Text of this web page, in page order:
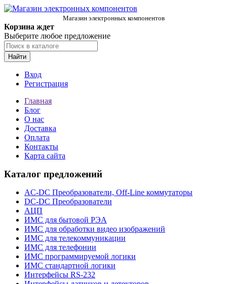
Магазин электронных компонентов
Корзина ждет
Выберите любое предложение
Найти
Вход
Регистрация
Главная
Блог
О нас
Доставка
Оплата
Контакты
Карта сайта
Каталог предложений
AC-DC Преобразователи, Off-Line коммутаторы
DC-DC Преобразователи
АЦП
ИМС для бытовой РЭА
ИМС для обработки видео изображений
ИМС для телекоммуникации
ИМС для телефонии
ИМС программируемой логики
ИМС стандартной логики
Интерфейсы RS-232